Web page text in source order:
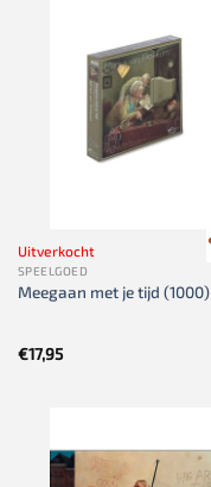
Uitverkocht
SPEELGOED
Meegaan met je tijd (1000)
€17,95